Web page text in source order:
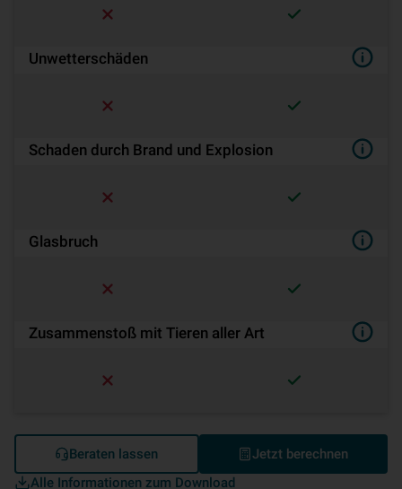
Unwetterschäden
Schaden durch Brand und Explosion
Glasbruch
Zusammenstoß mit Tieren aller Art
Alle Informationen zum Download
Beraten lassen Jetzt berechnen